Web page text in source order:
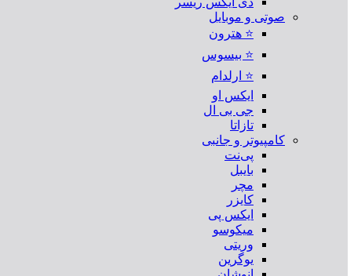
صوتی و موبایل
⭐ هترون
⭐ بیسوس
⭐ ارلدام
ایکس او
جی بی ال
تازاتا
کامپیوتر و جانبی
پی‌نت
بایبل
مچر
کایزر
ایکس پی
میکوسو
وریتی
یوگرین